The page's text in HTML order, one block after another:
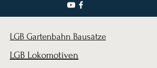
LGB Gartenbahn Bausätze
LGB Lokomotiven